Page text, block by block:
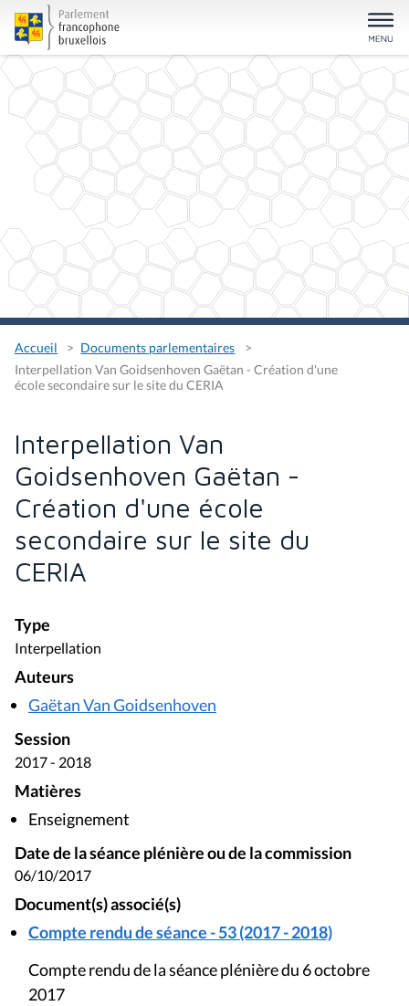
Accueil
Documents parlementaires
Interpellation Van Goidsenhoven Gaëtan - Création d'une
école secondaire sur le site du CERIA
Interpellation Van
Goidsenhoven Gaëtan -
Création d'une école
secondaire sur le site du
CERIA
Type
Interpellation
Auteurs
Gaëtan Van Goidsenhoven
Session
2017 - 2018
Matières
Enseignement
Date de la séance plénière ou de la commission
06/10/2017
Document(s) associé(s)
Compte rendu de séance - 53 (2017 - 2018)
Compte rendu de la séance plénière du 6 octobre
2017